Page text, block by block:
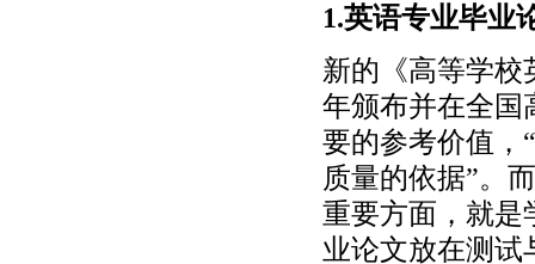
1.英语专业毕业
新的《高等学校
年颁布并在全国
要的参考价值，
质量的依据”。
重要方面，就是
业论文放在测试